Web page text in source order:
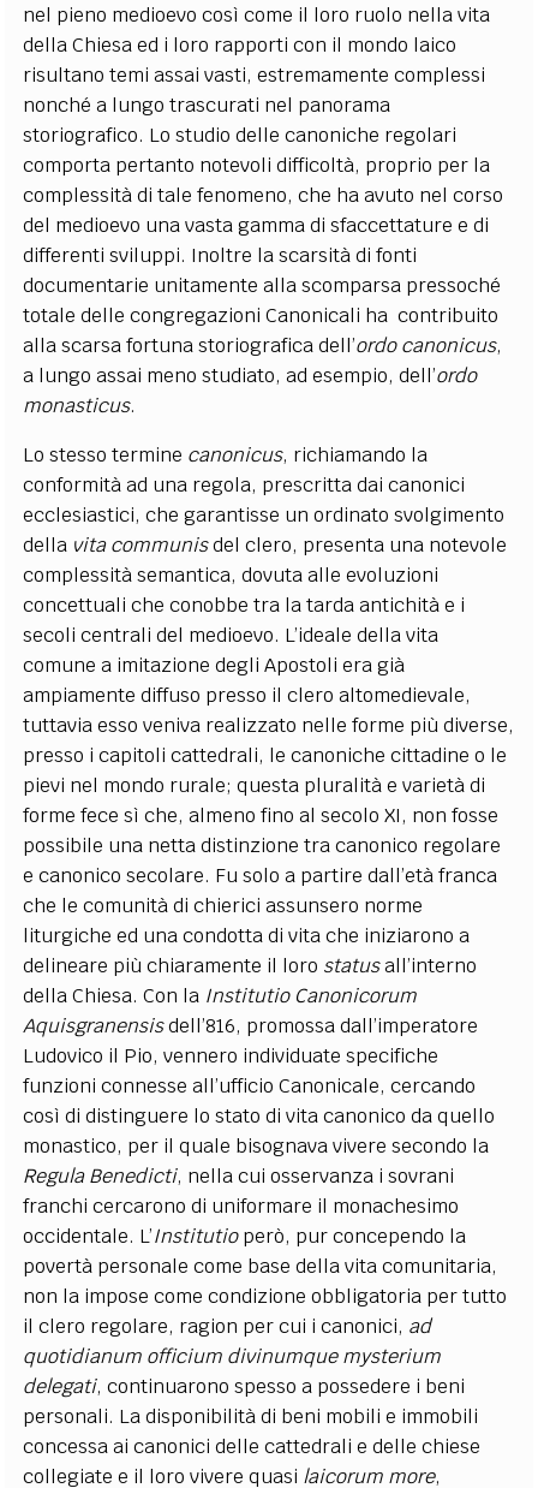
nel pieno medioevo così come il loro ruolo nella vita
della Chiesa ed i loro rapporti con il mondo laico
risultano temi assai vasti, estremamente complessi
nonché a lungo trascurati nel panorama
storiografico. Lo studio delle canoniche regolari
comporta pertanto notevoli difficoltà, proprio per la
complessità di tale fenomeno, che ha avuto nel corso
del medioevo una vasta gamma di sfaccettature e di
differenti sviluppi. Inoltre la scarsità di fonti
documentarie unitamente alla scomparsa pressoché
totale delle congregazioni Canonicali ha contribuito
alla scarsa fortuna storiografica dell’ordo canonicus,
a lungo assai meno studiato, ad esempio, dell’ordo
monasticus.
Lo stesso termine canonicus, richiamando la
conformità ad una regola, prescritta dai canonici
ecclesiastici, che garantisse un ordinato svolgimento
della vita communisdel clero, presenta una notevole
complessità semantica, dovuta alle evoluzioni
concettuali che conobbe tra la tarda antichità e i
secoli centrali del medioevo. L’ideale della vita
comune a imitazione degli Apostoli era già
ampiamente diffuso presso il clero altomedievale,
tuttavia esso veniva realizzato nelle forme più diverse,
presso i capitoli cattedrali, le canoniche cittadine o le
pievi nel mondo rurale; questa pluralità e varietà di
forme fece sì che, almeno fino al secolo XI, non fosse
possibile una netta distinzione tra canonico regolare
e canonico secolare. Fu solo a partire dall’età franca
che le comunità di chierici assunsero norme
liturgiche ed una condotta di vita che iniziarono a
delineare più chiaramente il loro statusall’interno
della Chiesa. Con la Institutio Canonicorum
Aquisgranensisdell’816, promossa dall’imperatore
Ludovico il Pio, vennero individuate specifiche
funzioni connesse all’ufficio Canonicale, cercando
così di distinguere lo stato di vita canonico da quello
monastico, per il quale bisognava vivere secondo la
Regula Benedicti, nella cui osservanza i sovrani
franchi cercarono di uniformare il monachesimo
occidentale. L’Institutioperò, pur concependo la
povertà personale come base della vita comunitaria,
non la impose come condizione obbligatoria per tutto
il clero regolare, ragion per cui i canonici, ad
quotidianum officium divinumque mysterium
delegati, continuarono spesso a possedere i beni
personali. La disponibilità di beni mobili e immobili
concessa ai canonici delle cattedrali e delle chiese
collegiate e il loro vivere quasi laicorum more,